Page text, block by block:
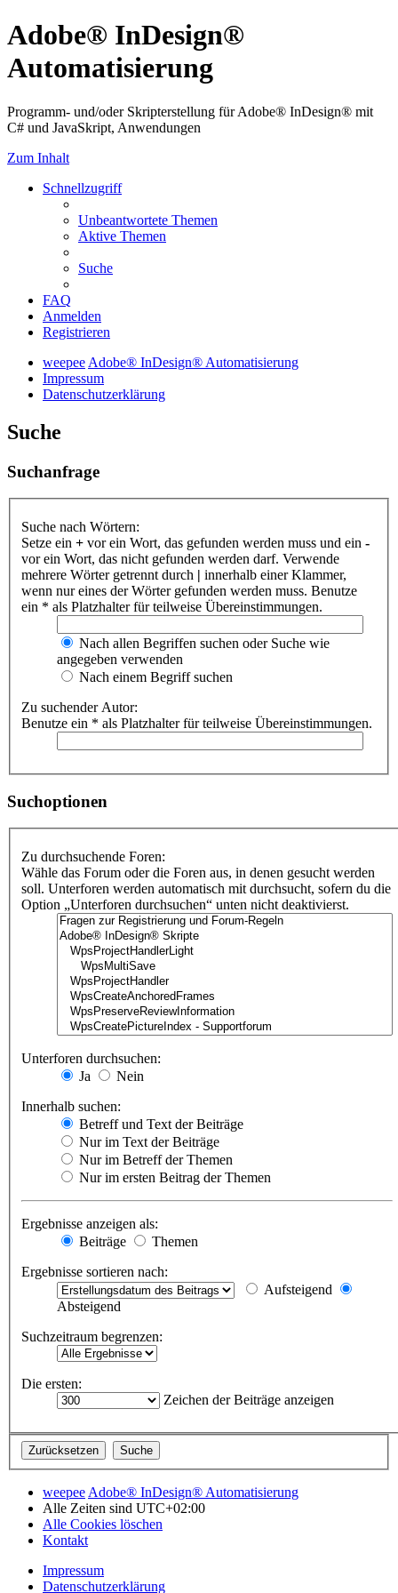
Adobe® InDesign®
Automatisierung
Programm- und/oder Skripterstellung für Adobe® InDesign® mit
C# und JavaSkript, Anwendungen
Zum Inhalt
Schnellzugriff
Unbeantwortete Themen
Aktive Themen
Suche
FAQ
Anmelden
Registrieren
weepee Adobe® InDesign® Automatisierung
Impressum
Datenschutzerklärung
Suche
Suchanfrage
Suche nach Wörtern:
Setze ein + vor ein Wort, das gefunden werden muss und ein -
vor ein Wort, das nicht gefunden werden darf. Verwende
mehrere Wörter getrennt durch | innerhalb einer Klammer,
wenn nur eines der Wörter gefunden werden muss. Benutze
ein * als Platzhalter für teilweise Übereinstimmungen.
Nach allen Begriffen suchen oder Suche wie
angegeben verwenden
Nach einem Begriff suchen
Zu suchender Autor:
Benutze ein * als Platzhalter für teilweise Übereinstimmungen.
Suchoptionen
Zu durchsuchende Foren:
Wähle das Forum oder die Foren aus, in denen gesucht werden
soll. Unterforen werden automatisch mit durchsucht, sofern du die
Option „Unterforen durchsuchen“ unten nicht deaktivierst.
Unterforen durchsuchen:
Ja
Nein
Innerhalb suchen:
Betreff und Text der Beiträge
Nur im Text der Beiträge
Nur im Betreff der Themen
Nur im ersten Beitrag der Themen
Ergebnisse anzeigen als:
Beiträge
Themen
Ergebnisse sortieren nach:
Aufsteigend
Absteigend
Suchzeitraum begrenzen:
Die ersten:
Zeichen der Beiträge anzeigen
weepee Adobe® InDesign® Automatisierung
Alle Zeiten sind UTC+02:00
Alle Cookies löschen
Kontakt
Impressum
Datenschutzerklärung